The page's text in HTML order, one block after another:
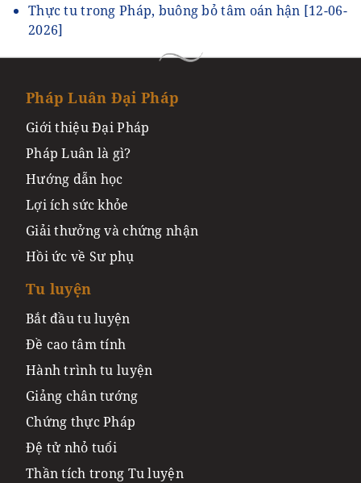
Thực tu trong Pháp, buông bỏ tâm oán hận [12-06-
2026]
Pháp Luân Đại Pháp
Giới thiệu Đại Pháp
Pháp Luân là gì?
Hướng dẫn học
Lợi ích sức khỏe
Giải thưởng và chứng nhận
Hồi ức về Sư phụ
Tu luyện
Bắt đầu tu luyện
Đề cao tâm tính
Hành trình tu luyện
Giảng chân tướng
Chứng thực Pháp
Đệ tử nhỏ tuổi
Thần tích trong Tu luyện